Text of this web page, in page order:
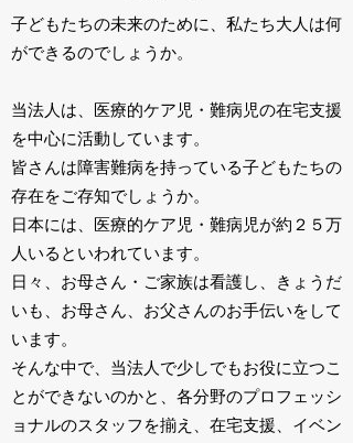
子どもたちの未来のために、私たち大人は何
ができるのでしょうか。
当法人は、医療的ケア児・難病児の在宅支援
を中心に活動しています。
皆さんは障害難病を持っている子どもたちの
存在をご存知でしょうか。
日本には、医療的ケア児・難病児が約２５万
人いるといわれています。
日々、お母さん・ご家族は看護し、きょうだ
いも、お母さん、お父さんのお手伝いをして
います。
そんな中で、当法人で少しでもお役に立つこ
とができないのかと、各分野のプロフェッシ
ョナルのスタッフを揃え、在宅支援、イベン